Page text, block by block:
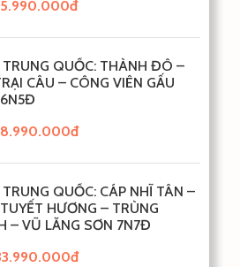
TRUNG QUỐC: THÀNH ĐÔ –
CÂU – CÔNG VIÊN GẤU
QUỐC: CÁP NHĨ TÂN –
HƯƠNG – TRÙNG
– VŨ LĂNG SƠN 7N7Đ